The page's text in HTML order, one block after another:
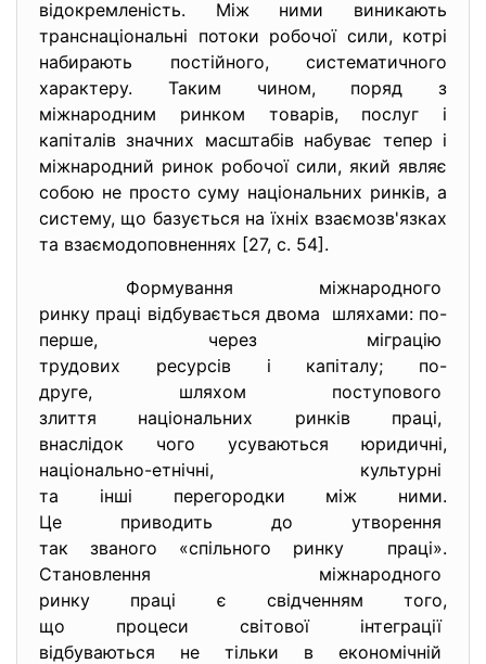
відокремленість. Між ними виникають
транснаціональні потоки робочої сили, котрі
набирають постійного, систематичного
характеру. Таким чином, поряд з
міжнародним ринком товарів, послуг і
капіталів значних масштабів набуває тепер і
міжнародний ринок робочої сили, який являє
собою не просто суму національних ринків, а
систему, що базується на їхніх взаємозв'язках
та взаємодоповненнях [27, с. 54].
Формування міжнародного
ринку праці відбувається двома шляхами: по-
перше, через міграцію
трудових ресурсів і капіталу; по-
друге, шляхом поступового
злиття національних ринків праці,
внаслідок чого усуваються юридичні,
національно-етнічні, культурні
та інші перегородки між ними.
Це приводить до утворення
так званого «спільного ринку праці».
Становлення міжнародного
ринку праці є свідченням того,
що процеси світової інтеграції
відбуваються не тільки в економічній